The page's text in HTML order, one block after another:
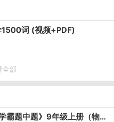
1500词 (视频+PDF)
全部
2026秋《4星学霸题中题》9年级上册（物理）（苏科版）PDF电子版下载